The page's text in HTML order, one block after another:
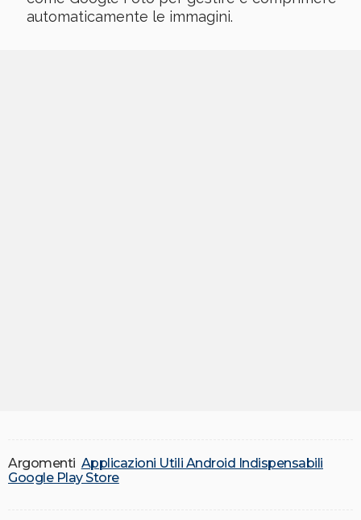
automaticamente le immagini.
Argomenti Applicazioni Utili Android Indispensabili
Google Play Store